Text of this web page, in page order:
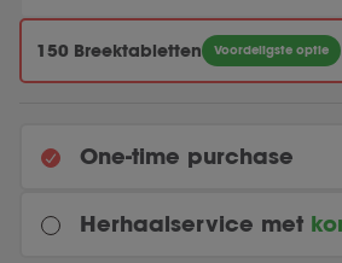
150 Breektabletten Voordeligste optie
One-time purchase
Herhaalservice met